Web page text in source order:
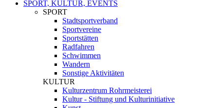
SPORT, KULTUR, EVENTS
SPORT
Stadtsportverband
Sportvereine
Sportstätten
Radfahren
Schwimmen
Wandern
Sonstige Aktivitäten
KULTUR
Kulturzentrum Rohrmeisterei
Kultur - Stiftung und Kulturinitiative